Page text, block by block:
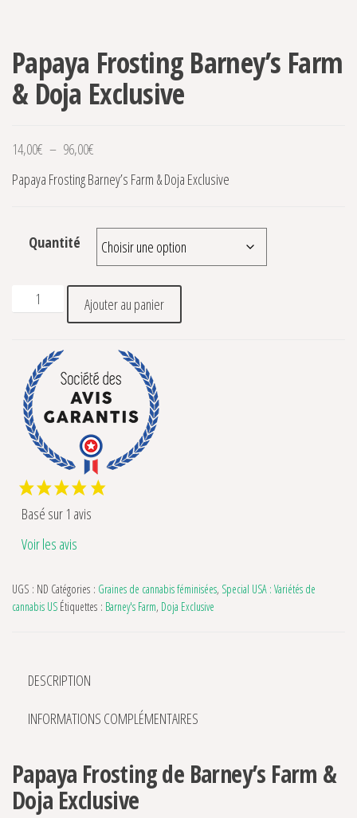
Papaya Frosting Barney’s Farm
& Doja Exclusive
14,00€ – 96,00€
Papaya Frosting Barney’s Farm & Doja Exclusive
Quantité
quantité de Papaya Frosting Barney's Farm & Doja Exclusive
Ajouter au panier
Basé sur 1 avis
Voir les avis
UGS : ND Catégories : Graines de cannabis féminisées, Special USA : Variétés de
cannabis US Étiquettes : Barney's Farm, Doja Exclusive
DESCRIPTION
INFORMATIONS COMPLÉMENTAIRES
Papaya Frosting de Barney’s Farm &
Doja Exclusive